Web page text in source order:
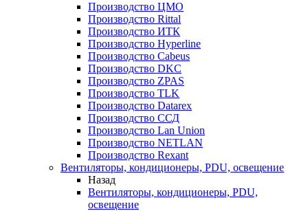
Производство ЦМО
Производство Rittal
Производство ИТК
Производство Hyperline
Производство Cabeus
Производство DKC
Производство ZPAS
Производство TLK
Производство Datarex
Производство ССД
Производство Lan Union
Производство NETLAN
Производство Rexant
Вентиляторы, кондиционеры, PDU, освещение
Назад
Вентиляторы, кондиционеры, PDU,
освещение